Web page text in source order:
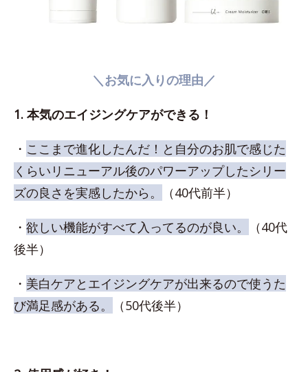
＼お気に入りの理由／
1. 本気のエイジングケアができる！
・ ここまで進化したんだ！と自分のお肌で感じた
くらいリニューアル後のパワーアップしたシリー
ズの良さを実感したから。
（40代前半）
・ 欲しい機能がすべて入ってるのが良い。
（40代
後半）
・ 美白ケアとエイジングケアが出来るので使うた
び満足感がある。
（50代後半）